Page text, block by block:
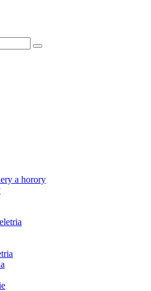
a horory